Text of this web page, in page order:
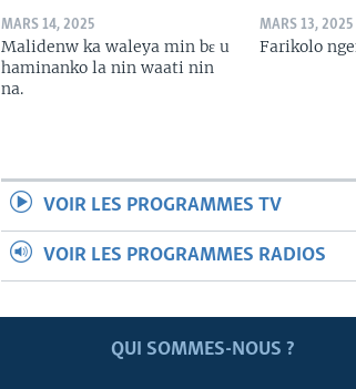
MARS 14, 2025
Malidenw ka waleya min bɛ u
haminanko la nin waati nin
na.
MARS 13, 2025
Farikolo
VOIR LES PROGRAMMES TV
VOIR LES PROGRAMMES RADIOS
QUI SOMMES-NOUS ?